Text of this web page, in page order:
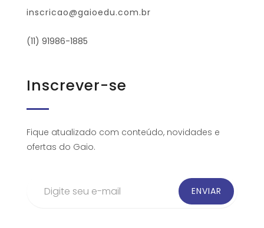
inscricao@gaioedu.com.br
(11) 91986-1885
Inscrever-se
Fique atualizado com conteúdo, novidades e
ofertas do Gaio.